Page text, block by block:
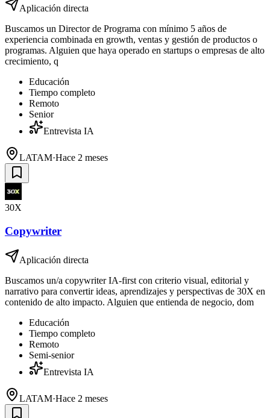
Aplicación directa
Buscamos un Director de Programa con mínimo 5 años de
experiencia combinada en growth, ventas y gestión de productos o
programas. Alguien que haya operado en startups o empresas de alto
crecimiento, q
Educación
Tiempo completo
Remoto
Senior
Entrevista IA
LATAM·Hace 2 meses
30X
Copywriter
Aplicación directa
Buscamos un/a copywriter IA-first con criterio visual, editorial y
narrativo para convertir ideas, aprendizajes y perspectivas de 30X en
contenido de alto impacto. Alguien que entienda de negocio, dom
Educación
Tiempo completo
Remoto
Semi-senior
Entrevista IA
LATAM·Hace 2 meses